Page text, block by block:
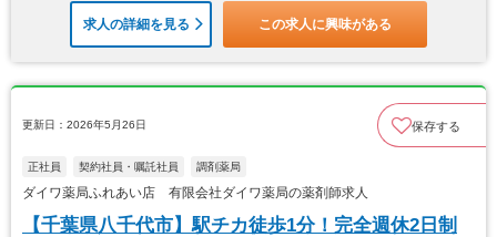
求人の詳細を見る この求人に興味がある
更新日：2026年5月26日 保存する
正社員 契約社員・嘱託社員 調剤薬局
ダイワ薬局ふれあい店 有限会社ダイワ薬局の薬剤師求人
【千葉県八千代市】駅チカ徒歩1分！完全週休2日制